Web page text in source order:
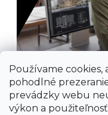
Používame cookies,
pohodlné
prevádzky webu
výkon a